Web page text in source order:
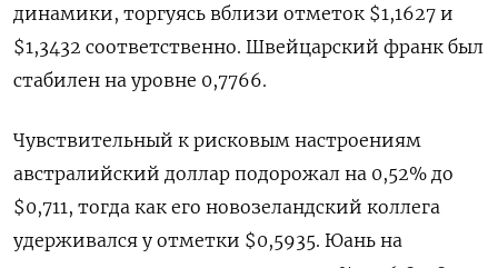
динамики, торгуясь вблизи отметок $1,1627 и
$1,3432 соответственно. Швейцарский франк был
стабилен на уровне 0,7766.
Чувствительный ​к рисковым настроениям
австралийский ⁠доллар подорожал на 0,52% до
$0,711, тогда как его новозеландский коллега
удерживался у отметки $0,5935. Юань на